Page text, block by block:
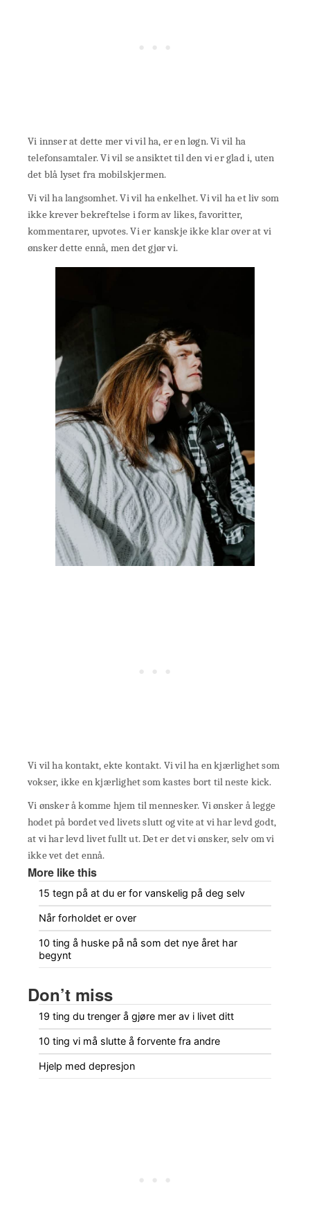
Vi innser at dette mer vi vil ha, er en løgn. Vi vil ha
telefonsamtaler. Vi vil se ansiktet til den vi er glad i, uten
det blå lyset fra mobilskjermen.
Vi vil ha langsomhet. Vi vil ha enkelhet. Vi vil ha et liv som
ikke krever bekreftelse i form av likes, favoritter,
kommentarer, upvotes. Vi er kanskje ikke klar over at vi
ønsker dette ennå, men det gjør vi.
Vi vil ha kontakt, ekte kontakt. Vi vil ha en kjærlighet som
vokser, ikke en kjærlighet som kastes bort til neste kick.
Vi ønsker å komme hjem til mennesker. Vi ønsker å legge
hodet på bordet ved livets slutt og vite at vi har levd godt,
at vi har levd livet fullt ut. Det er det vi ønsker, selv om vi
ikke vet det ennå.
More like this
15 tegn på at du er for vanskelig på deg selv
Når forholdet er over
10 ting å huske på nå som det nye året har
begynt
Don’t miss
19 ting du trenger å gjøre mer av i livet ditt
10 ting vi må slutte å forvente fra andre
Hjelp med depresjon